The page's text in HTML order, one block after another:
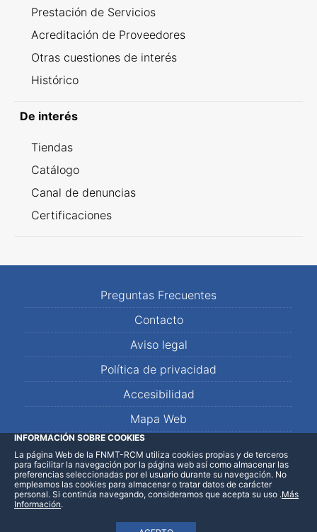
Prestación de Servicios
Acreditación de Proveedores
Otras cuestiones de interés
Histórico
De interés
Tiendas
Catálogo
Canal de denuncias
Certificaciones
Preguntas Frecuentes
Contacto
Aviso legal
Política de privacidad
Accesibilidad
Mapa Web
LinkedInFacebookWhatsApp
INFORMACIÓN SOBRE COOKIES
La página Web de la FNMT-RCM utiliza cookies propias y de terceros
para facilitar la navegación por la página web así como almacenar las
preferencias seleccionadas por el usuario durante su navegación. No
empleamos las cookies para almacenar o tratar datos de carácter
personal. Si continúa navegando, consideramos que acepta su uso .Más
Información.